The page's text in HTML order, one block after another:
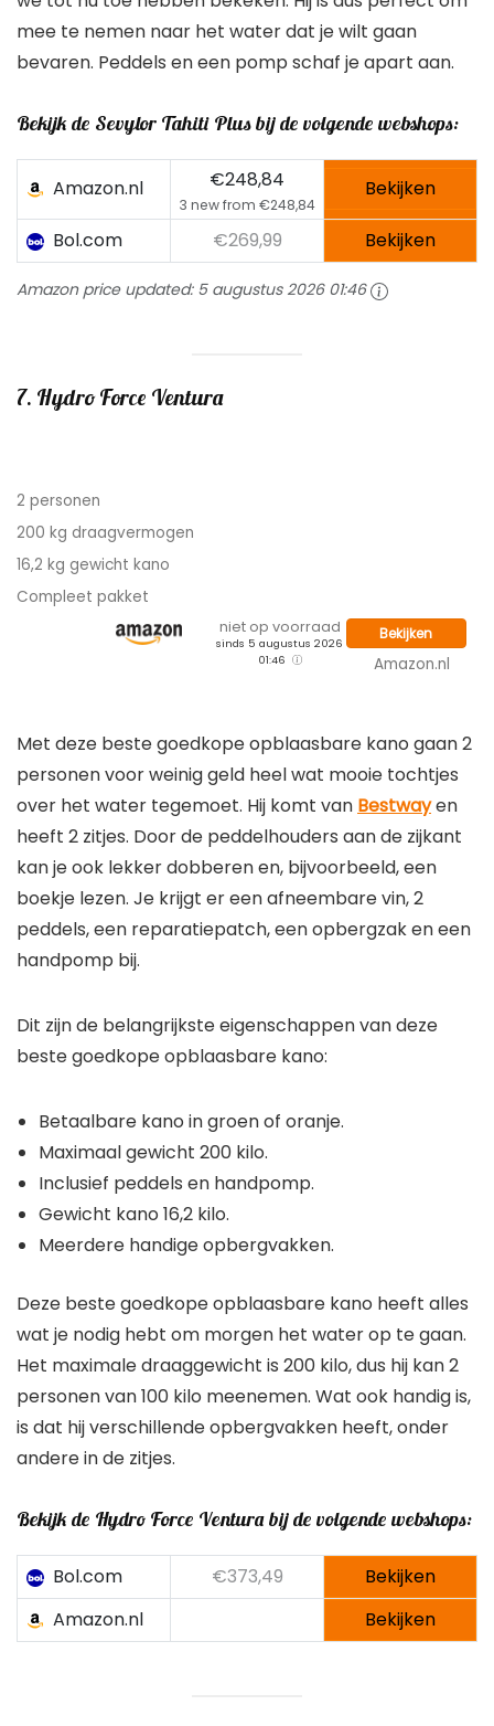
mee te nemen naar het water dat je wilt gaan
bevaren. Peddels en een pomp schaf je apart aan.
€248,84
3 new from €248,84
Bol.com €269,99 Bekijken
200 kg draagvermogen
16,2 kg gewicht kano
Compleet pakket
sinds 5 augustus 2026
01:46
Bekijken
Amazon.nl
personen voor weinig geld heel wat mooie tochtjes
over het water tegemoet. Hij komt vanBestwayen
heeft 2 zitjes. Door de peddelhouders aan de zijkant
kan je ook lekker dobberen en, bijvoorbeeld, een
boekje lezen. Je krijgt er een afneembare vin, 2
peddels, een reparatiepatch, een opbergzak en een
handpomp bij.
beste goedkope opblaasbare kano:
Maximaal gewicht 200 kilo.
Inclusief peddels en handpomp.
Gewicht kano 16,2 kilo.
Meerdere handige opbergvakken.
wat je nodig hebt om morgen het water op te gaan.
Het maximale draaggewicht is 200 kilo, dus hij kan 2
personen van 100 kilo meenemen. Wat ook handig is,
is dat hij verschillende opbergvakken heeft, onder
andere in de zitjes.
Bol.com €373,49
Bekijken
Amazon.nl
Bekijken